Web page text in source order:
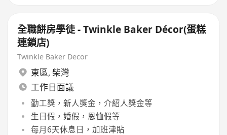
全職餅房學徒 - Twinkle Baker Décor(蛋糕
連鎖店)
Twinkle Baker Decor
東區, 柴灣
工作日面議
勤工獎，新人獎金，介紹人獎金等
生日假，婚假，恩恤假等
每月6天休息日，加班津貼